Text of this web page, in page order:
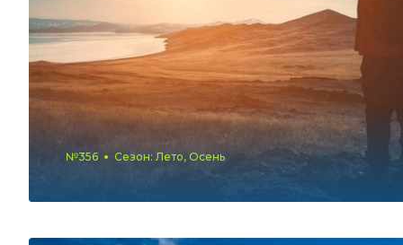
№356 Сезон: Лето, Осень